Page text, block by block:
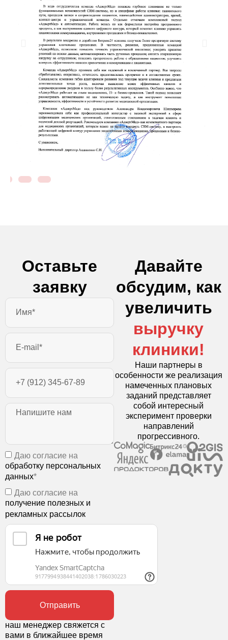
Оставьте
заявку
Даю согласие на
обработку персональных
данных*
Даю согласие на
получение полезных и
рекламных рассылок
Отправить
наш менеджер свяжется с
вами в ближайшее время
Давайте
обсудим, как
увеличить
выручку
клиники!
Наши партнеры в
особенности же реализация
намеченных плановых
заданий представляет
собой интересный
эксперимент проверки
направлений
прогрессивного.